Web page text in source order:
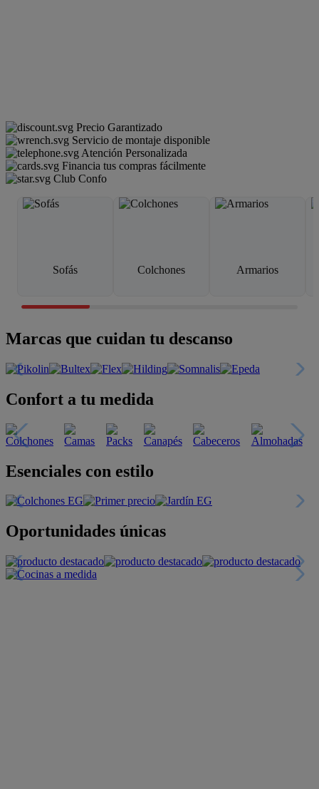
Precio Garantizado
Servicio de montaje disponible
Atención Personalizada
Financia tus compras fácilmente
Club Confo
Sofás Colchones Armarios
Marcas que cuidan tu descanso
Confort a tu medida
Esenciales con estilo
Oportunidades únicas